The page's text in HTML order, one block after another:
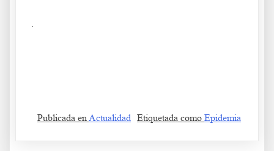
Publicada en Actualidad Etiquetada como Epidemia